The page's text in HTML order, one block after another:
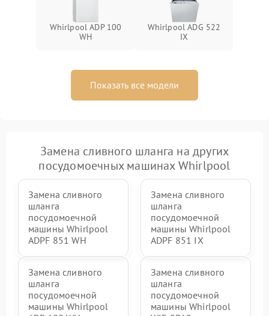
Whirlpool ADP 100
WH
Whirlpool ADG 522
IX
Показать все модели
Замена сливного шланга на других
посудомоечных машинах Whirlpool
Замена сливного
шланга
посудомоечной
машины Whirlpool
ADPF 851 WH
Замена сливного
шланга
посудомоечной
машины Whirlpool
ADPF 851 IX
Замена сливного
шланга
посудомоечной
машины Whirlpool
Замена сливного
шланга
посудомоечной
машины Whirlpool